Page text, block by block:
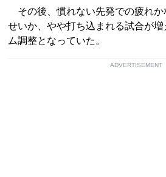
その後、慣れない先発での疲れか
せいか、やや打ち込まれる試合が
ム調整となっていた。
ADVERTISEMENT